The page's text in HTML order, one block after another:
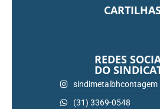
REDES
DO
sindimetalbhcontagem
(31) 3369-0548